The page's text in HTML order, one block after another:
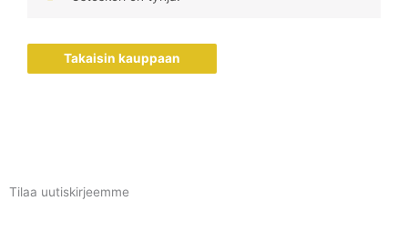
Takaisin kauppaan
Tilaa uutiskirjeemme